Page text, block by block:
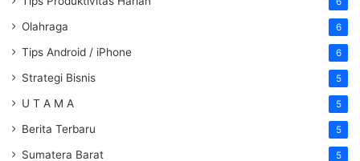
Olahraga 6
Tips Android / iPhone 6
Strategi Bisnis 5
U T A M A 5
Berita Terbaru 5
Sumatera Barat 5